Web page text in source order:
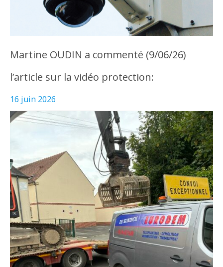
Martine OUDIN a commenté (9/06/26)
l’article sur la vidéo protection:
16 juin 2026